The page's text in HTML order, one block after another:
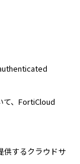
て、FortiCloud
するクラウドサ